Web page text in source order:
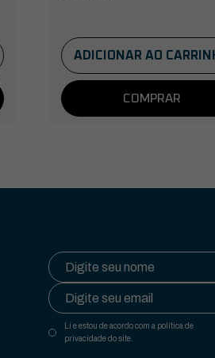
ADICIONAR AO
COMPRAR
Li e estou de acordo com a política de
privacidade do site.